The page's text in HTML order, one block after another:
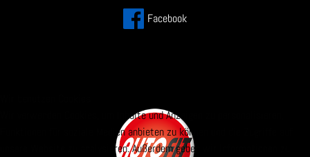
Facebook
Wir verwenden Cookies, um Inhalte und Anzeigen zu personalisieren,
Funktionen für soziale Medien anbieten zu können und die Zugriffe auf
unsere Website zu analysieren. Außerdem geben wir Informationen zu